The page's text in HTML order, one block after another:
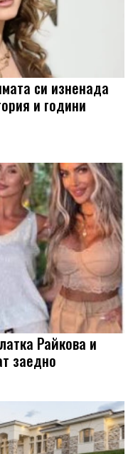
си изненада
и години
Райкова и
заедно